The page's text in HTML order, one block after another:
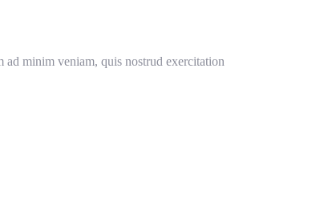
minim veniam, quis nostrud exercitation